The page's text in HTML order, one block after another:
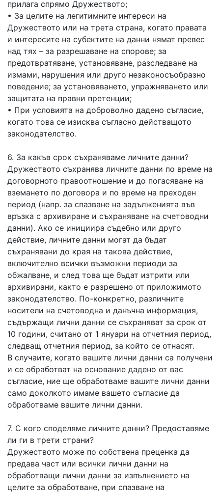
прилага спрямо Дружеството;
• За целите на легитимните интереси на
Дружеството или на трета страна, когато правата
и интересите на субектите на данни нямат превес
над тях – за разрешаване на спорове; за
предотвратяване, установяване, разследване на
измами, нарушения или друго незаконосъобразно
поведение; за установяването, упражняването или
защитата на правни претенции;
• При условията на доброволно дадено съгласие,
когато това се изисква съгласно действащото
законодателство.
6. За какъв срок съхраняваме личните данни?
Дружеството съхранява личните данни по време на
договорното правоотношение и до погасяване на
вземането по договора и по време на преходен
период (напр. за спазване на задълженията във
връзка с архивиране и съхраняване на счетоводни
данни). Ако се инициира съдебно или друго
действие, личните данни могат да бъдат
съхранявани до края на такова действие,
включително всички възможни периоди за
обжалване, и след това ще бъдат изтрити или
архивирани, както е разрешено от приложимото
законодателство. По-конкретно, различните
носители на счетоводна и данъчна информация,
съдържащи лични данни се съхраняват за срок от
10 години, считано от 1 януари на отчетния период,
следващ отчетния период, за който се отнасят.
В случаите, когато вашите лични данни са получени
и се обработват на основание дадено от вас
съгласие, ние ще обработваме вашите лични данни
само доколкото имаме вашето съгласие да
обработваме вашите лични данни.
7. С кого споделяме личните данни? Предоставяме
ли ги в трети страни?
Дружеството може по собствена преценка да
предава част или всички лични данни на
обработващи лични данни за изпълнението на
целите за обработване, при спазване на